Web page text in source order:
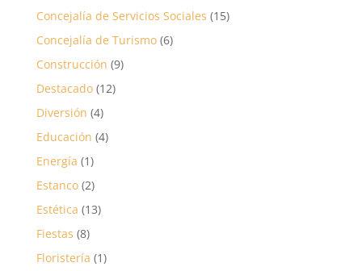
Concejalía de Servicios Sociales (15)
Concejalía de Turismo(6)
Construcción (9)
Destacado(12)
Diversión (4)
Educación (4)
Energía (1)
Estanco(2)
Estética (13)
Fiestas (8)
Floristería (1)